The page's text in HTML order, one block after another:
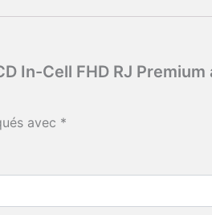
In-Cell FHD RJ
avec *